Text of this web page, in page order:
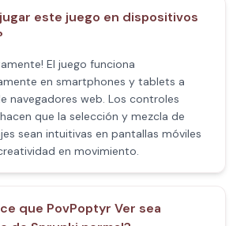
este juego en dispositivos
El juego funciona
en smartphones y tablets a
navegadores web. Los controles
que la selección y mezcla de
sean intuitivas en pantallas móviles
en movimiento.
que PovPoptyr Ver sea